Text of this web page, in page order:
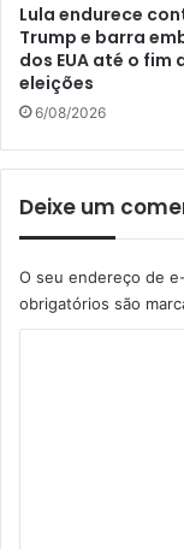
Lula endurece
Trump e barra
dos EUA até o fim
eleições
6/08/2026
Deixe um
O seu endereço de
obrigatórios são